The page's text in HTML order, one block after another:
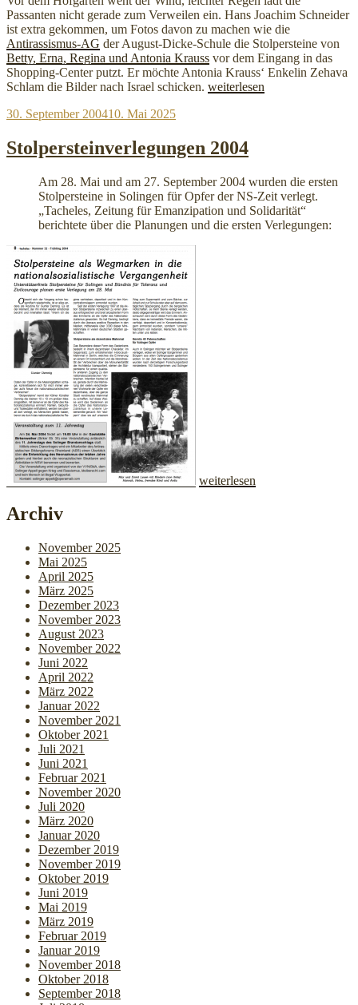
Passanten nicht gerade zum Verweilen ein. Hans Joachim Schneider
ist extra gekommen, um Fotos davon zu machen wie die
Antirassismus-AG der August-Dicke-Schule die Stolpersteine von
Betty, Erna, Regina und Antonia Krauss vor dem Eingang in das
Shopping-Center putzt. Er möchte Antonia Krauss‘ Enkelin Zehava
Schlam die Bilder nach Israel schicken. „August-
in
der
weiterlesen
Veröffentlicht
30. September 200410. Mai 2025
Stolpersteinverlegungen 2004
Am 28. Mai und am 27. September 2004 wurden die ersten
Stolpersteine in Solingen für Opfer der NS-Zeit verlegt.
„Tacheles, Zeitung für Emanzipation und Solidarität“
berichtete über die Planungen und die ersten Verlegungen:
weiterlesen
Archiv
November 2025
Mai 2025
April 2025
März 2025
Dezember 2023
November 2023
August 2023
November 2022
Juni 2022
April 2022
März 2022
Januar 2022
November 2021
Oktober 2021
Juli 2021
Juni 2021
Februar 2021
November 2020
Juli 2020
März 2020
Januar 2020
Dezember 2019
November 2019
Oktober 2019
Juni 2019
Mai 2019
März 2019
Februar 2019
Januar 2019
November 2018
Oktober 2018
September 2018